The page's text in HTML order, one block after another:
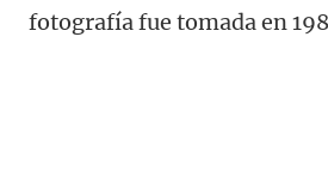
fotografía fue tomada en